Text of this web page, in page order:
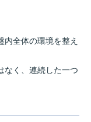
全体の環境を整え
なく、連続した一つ